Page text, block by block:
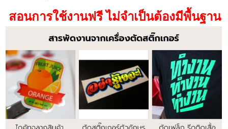
สอนการใช้งานฟรี ไม่จำเป็นต้องมีพื้นฐาน